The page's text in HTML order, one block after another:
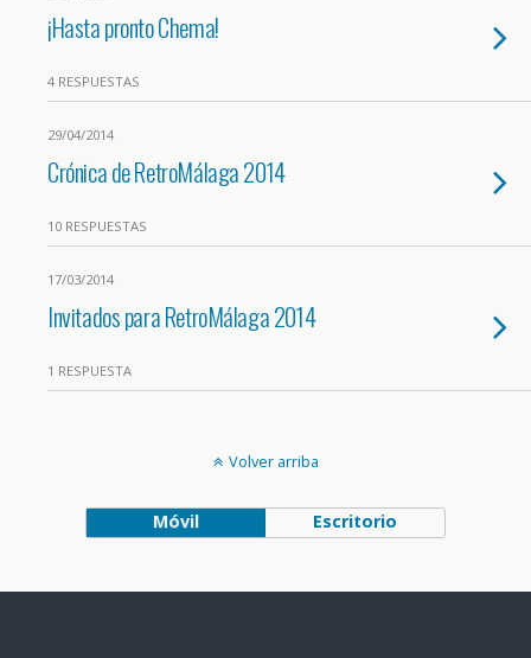
¡Hasta pronto Chema!
4 RESPUESTAS
29/04/2014
Crónica de RetroMálaga 2014
10 RESPUESTAS
17/03/2014
Invitados para RetroMálaga 2014
1 RESPUESTA
Volver arriba
Móvil Escritorio